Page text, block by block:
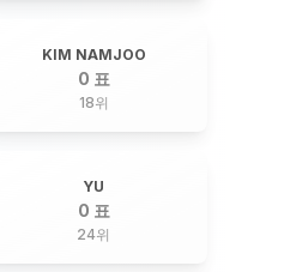
KIM NAMJOO
0 표
18위
YU
0 표
24위